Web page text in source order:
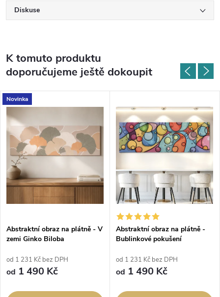
Diskuse
K tomuto produktu
doporučujeme ještě dokoupit
Novinka
Abstraktní obraz na plátně - V
zemi Ginko Biloba
od 1 231 Kč bez DPH
od 1 490 Kč
Abstraktní obraz na plátně -
Bublinkové pokušení
od 1 231 Kč bez DPH
od 1 490 Kč